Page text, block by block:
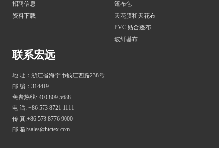
招聘信息
资料下载
篷布包
天花膜和天花布
PVC 贴合篷布
玻纤基布
联系宏远
地 址：浙江省海宁市钱江西路238号
邮 编：314419
免费热线: 400 809 5688
电 话: +86 573 8721 1111
传 真:+86 573 8776 9000
邮 箱l:sales@htctex.com